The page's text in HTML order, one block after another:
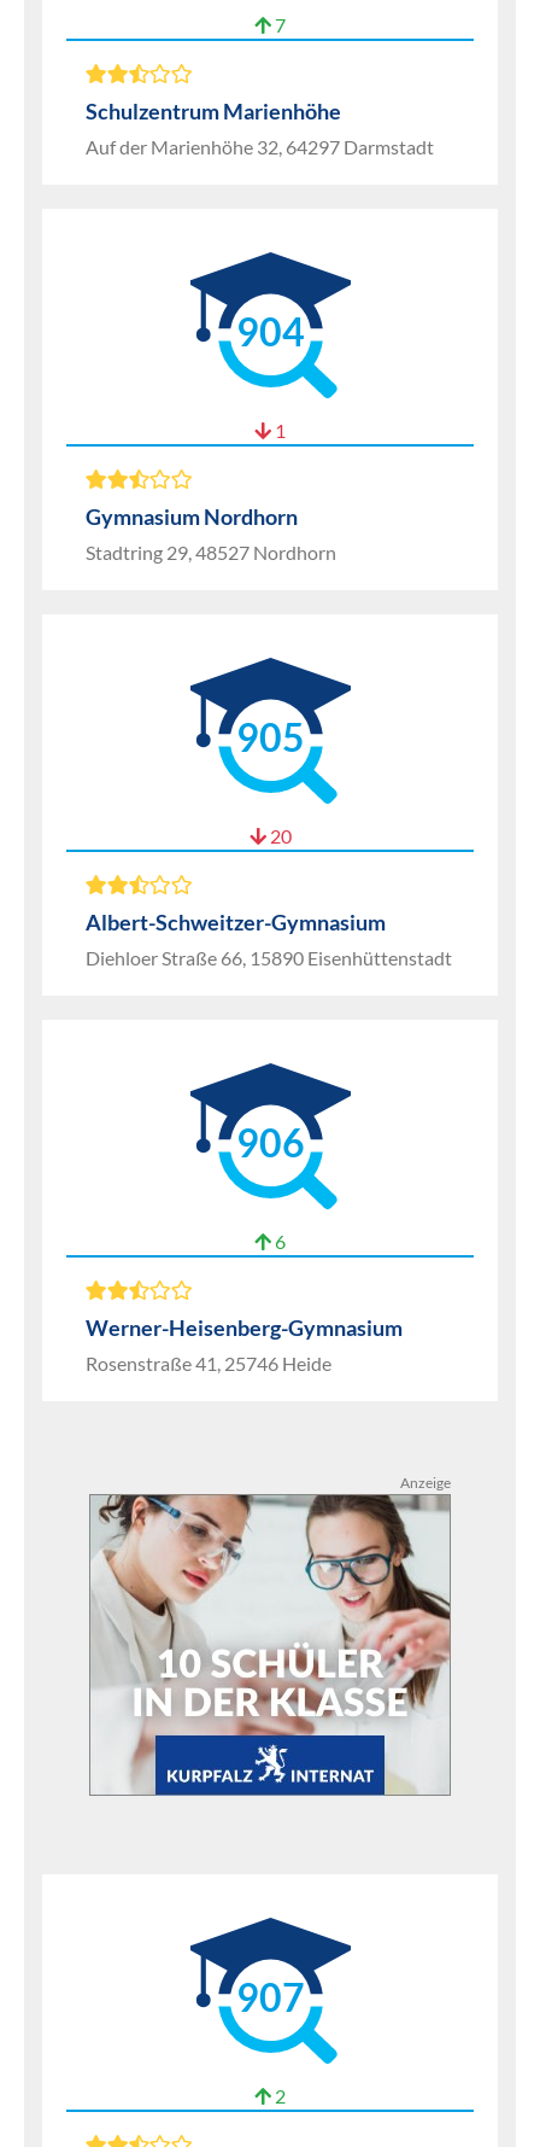
7
Schulzentrum Marienhöhe
Auf der Marienhöhe 32, 64297 Darmstadt
904
1
Gymnasium Nordhorn
Stadtring 29, 48527 Nordhorn
905
20
Albert-Schweitzer-Gymnasium
Diehloer Straße 66, 15890 Eisenhüttenstadt
906
6
Werner-Heisenberg-Gymnasium
Rosenstraße 41, 25746 Heide
Anzeige
907
2